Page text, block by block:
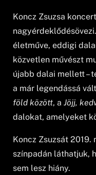
Koncz Zsuzsa
életműve, eddigi
közvetlen művészt
újabb dalai mellett –
a már legendássá vált
föld között, aJöjj,
dalokat, amelyeket
Koncz Zsuzsát 2019.
színpadán láthatjuk,
sem lesz hiány.